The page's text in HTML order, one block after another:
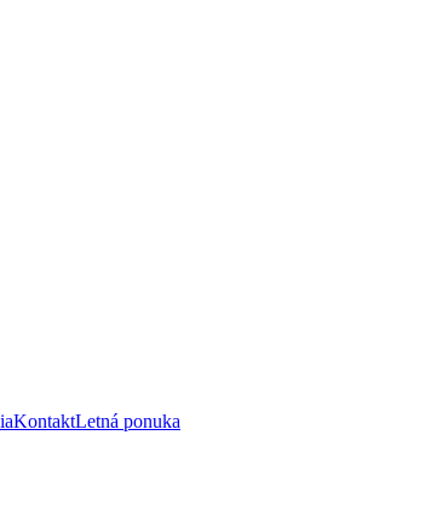
KontaktLetná ponuka